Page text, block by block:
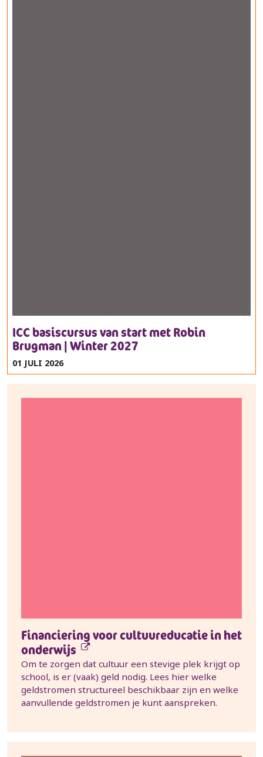
ICC basiscursus van start met Robin
Brugman | Winter 2027
01 JULI 2026
Financiering voor cultuureducatie in het
onderwijs
Om te zorgen dat cultuur een stevige plek krijgt op
school, is er (vaak) geld nodig. Lees hier welke
geldstromen structureel beschikbaar zijn en welke
aanvullende geldstromen je kunt aanspreken.